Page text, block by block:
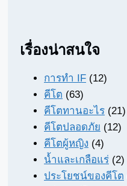
เรื่องน่าสนใจ
การทำ IF (12)
คีโต (63)
คีโตทานอะไร (21)
คีโตปลอดภัย (12)
คีโตผู้หญิง (4)
น้ำและเกลือแร่ (2)
ประโยชน์ของคีโต